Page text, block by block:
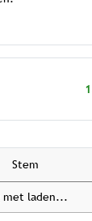
Stem
met laden...